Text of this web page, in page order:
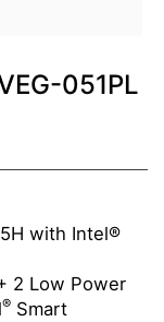
051PL
with Intel®
2 Low Power
® Smart